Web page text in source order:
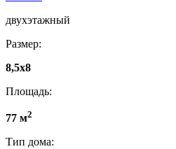
двухэтажный
Размер:
8,5x8
Площадь:
77 м2
Тип дома: